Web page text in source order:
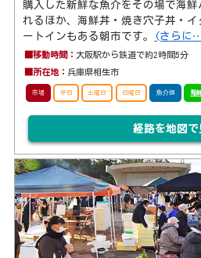
購入した新鮮な魚介をその場で海
れるほか、海鮮丼・焼き穴子丼・
ートインもある朝市です。
(さらに
■移動時間： 大阪駅から鉄道で約2時間5分
■所在地：兵庫県相生市
市場 平日 土曜日 日曜日 魚介類 海
経路を地図で